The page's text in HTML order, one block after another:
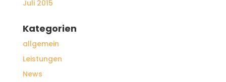
Juli 2015
Kategorien
allgemein
Leistungen
News